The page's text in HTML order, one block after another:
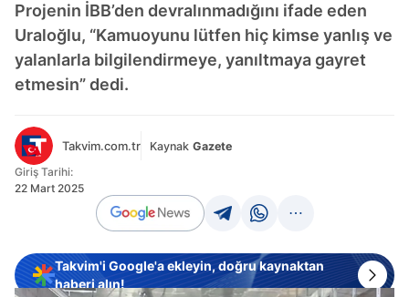
Projenin İBB’den devralınmadığını ifade eden
Uraloğlu, “Kamuoyunu lütfen hiç kimse yanlış ve
yalanlarla bilgilendirmeye, yanıltmaya gayret
etmesin” dedi.
Takvim.com.tr Kaynak Gazete
Giriş Tarihi:
22 Mart 2025
Takvim'i Google'a ekleyin, doğru kaynaktan
haberi alın!